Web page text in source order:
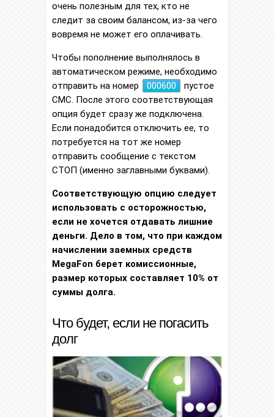
очень полезным для тех, кто не
следит за своим балансом, из-за чего
вовремя не может его оплачивать.
Чтобы пополнение выполнялось в
автоматическом режиме, необходимо
отправить на номер
000600
пустое
СМС. После этого соответствующая
опция будет сразу же подключена.
Если понадобится отключить ее, то
потребуется на тот же номер
отправить сообщение с текстом
СТОП (именно заглавными буквами).
Соответствующую опцию следует
использовать с осторожностью,
если не хочется отдавать лишние
деньги. Дело в том, что при каждом
начислении заемных средств
MegaFon берет комиссионные,
размер которых составляет 10% от
суммы долга.
Что будет, если не погасить
долг